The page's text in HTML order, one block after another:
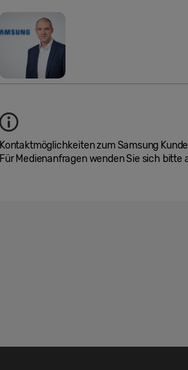
Kontaktmöglichkeiten zum Samsung
Für Medienanfragen wenden Sie sich bitte